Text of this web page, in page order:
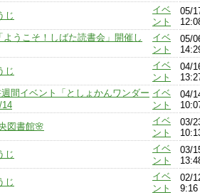
じ
イベ
ント
05/
うこそ！しばた読書会」開催し
イベ
ント
05/
じ
イベ
ント
04/
間イベント「としょかんワンダー
14
イベ
ント
04/
図書館🌸
イベ
ント
03/
じ
イベ
ント
03/
じ
イベ
ント
02/
9:16